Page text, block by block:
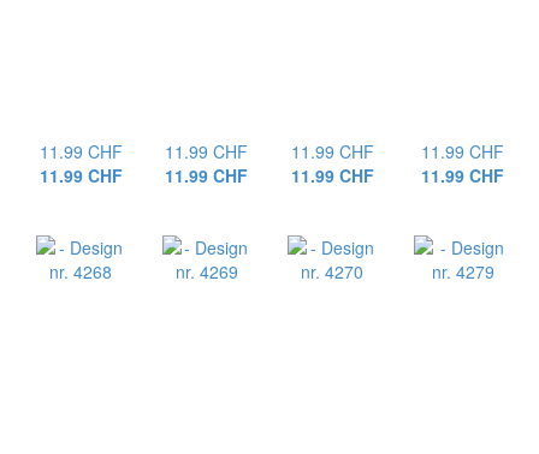
11.99 CHF
11.99 CHF
11.99 CHF
11.99 CHF
11.99 CHF
11.99 CHF
11.99 CHF
11.99 CHF